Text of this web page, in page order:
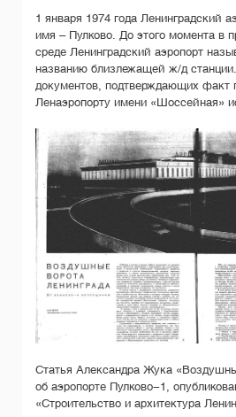
1 января 1974 года Ленинградский
имя – Пулково. До этого момента в
среде Ленинградский аэропорт
названию близлежащей ж/д
документов, подтверждающих факт
Ленаэропорту имени «Шоссейная»
Статья Александра Жука
об аэропорте Пулково-1,
«Строительство и архитектура